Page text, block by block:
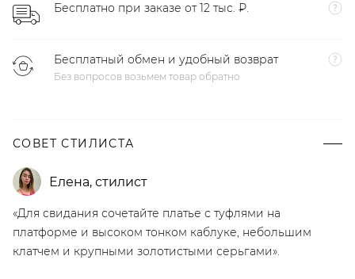
Бесплатно при заказе от 12 тыс. ₽.
Бесплатный обмен и удобный возврат
Без вопросов возьмем товар обратно
СОВЕТ СТИЛИСТА
Елена, стилист
«Для свидания сочетайте платье с туфлями на
платформе и высоком тонком каблуке, небольшим
клатчем и крупными золотистыми серьгами».